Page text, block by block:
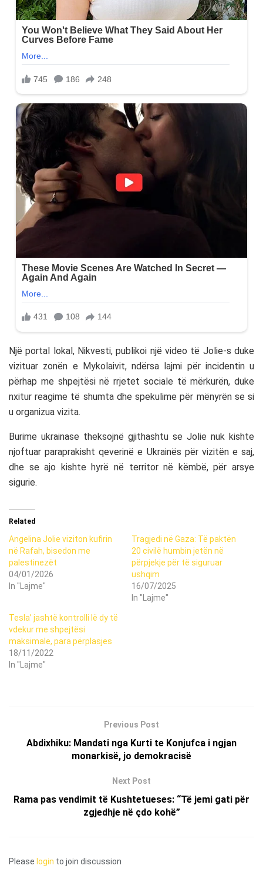
Një portal lokal, Nikvesti, publikoi një video të Jolie-s duke
vizituar zonën e Mykolaivit, ndërsa lajmi për incidentin u
përhap me shpejtësi në rrjetet sociale të mërkurën, duke
nxitur reagime të shumta dhe spekulime për mënyrën se si
u organizua vizita.
Burime ukrainase theksojnë gjithashtu se Jolie nuk kishte
njoftuar paraprakisht qeverinë e Ukrainës për vizitën e saj,
dhe se ajo kishte hyrë në territor në këmbë, për arsye
sigurie.
Related
Angelina Jolie viziton kufirin
në Rafah, bisedon me
palestinezët
04/01/2026
In "Lajme"
Tragjedi në Gaza: Të paktën
20 civilë humbin jetën në
përpjekje për të siguruar
ushqim
16/07/2025
In "Lajme"
Tesla’ jashtë kontrolli lë dy të
vdekur me shpejtësi
maksimale, para përplasjes
18/11/2022
In "Lajme"
Previous Post
Abdixhiku: Mandati nga Kurti te Konjufca i ngjan
monarkisë, jo demokracisë
Next Post
Rama pas vendimit të Kushtetueses: “Të jemi gati për
zgjedhje në çdo kohë”
Please login to join discussion